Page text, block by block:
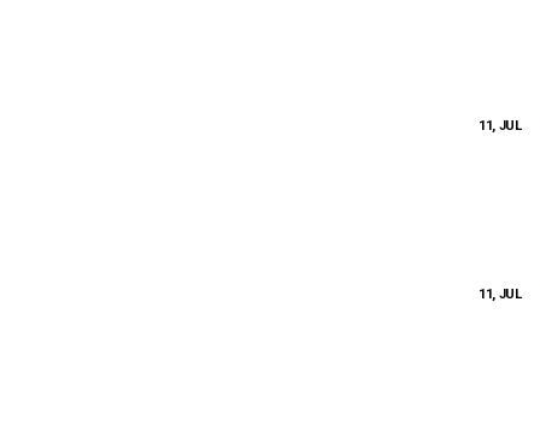
11, JUL
11, JUL